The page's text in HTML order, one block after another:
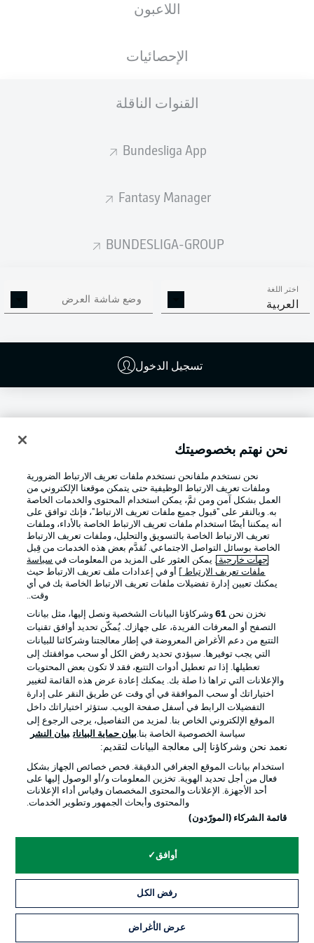
اللاعبون
الإحصائيات
القنوات الناقلة
Bundesliga App
Fantasy Manager
BUNDESLIGA-GROUP
اختر اللغة
العربية وضع شاشة العرض
تسجيل الدخول
إعلان
Football as it's meant to be
تطبيق الدوري الألماني
Official Partners
إدارة التفضيلات بيان الخصوصية
القنوات الناقلة
الوظائف جهة النشر
نحن نهتم بخصوصيتك
نحن نستخدم ملفانحن نستخدم ملفات تعريف الارتباط الضرورية
وملفات تعريف الارتباط الوظيفية حتى يتمكن موقعنا الإلكتروني من
العمل بشكل آمن ومن ثمَّ، يمكن استخدام المحتوى والخدمات الخاصة
به. وبالنقر على "قبول جميع ملفات تعريف الارتباط"، فإنك توافق على
أنه يمكننا أيضًا استخدام ملفات تعريف الارتباط الخاصة بالأداء، وملفات
تعريف الارتباط الخاصة بالتسويق والتحليل، وملفات تعريف الارتباط
الخاصة بوسائل التواصل الاجتماعي. تُقدَّم بعض هذه الخدمات من قِبل
جهات خارجية . يمكن العثور على المزيد من المعلومات في سياسة
ملفات تعريف الارتباط
] أو في إعدادات ملف تعريف الارتباط حيث
يمكنك تعيين إدارة تفضيلات ملفات تعريف الارتباط الخاصة بك في أي
وقت..
نخزن نحن 61وشركاؤنا البيانات الشخصية ونصل إليها، مثل بيانات
التصفح أو المعرفات الفريدة، على جهازك. يُمكّن تحديد أوافق تقنيات
التتبع من دعم الأغراض المعروضة في إطار معالجتنا وشركائنا للبيانات
التي يجب توفيرها. سيؤدي تحديد رفض الكل أو سحب موافقتك إلى
تعطيلها. إذا تم تعطيل أدوات التتبع، فقد لا تكون بعض المحتويات
والإعلانات التي تراها ذا صلة بك. يمكنك إعادة عرض هذه القائمة لتغيير
اختياراتك أو سحب الموافقة في أي وقت عن طريق النقر على إدارة
التفضيلات الرابط في أسفل صفحة الويب. ستؤثر اختياراتك داخل
الموقع الإلكتروني الخاص بنا. لمزيد من التفاصيل، يرجى الرجوع إلى
سياسة الخصوصية الخاصة بنا.بيان حماية البيانات بيان النشر
نعمد نحن وشركاؤنا إلى معالجة البيانات لتقديم:
استخدام بيانات الموقع الجغرافي الدقيقة. فحص خصائص الجهاز بشكل
فعال من أجل تحديد الهوية. تخزين المعلومات و/أو الوصول إليها على
أحد الأجهزة. الإعلانات والمحتوى المخصصان وقياس أداء الإعلانات
والمحتوى وأبحاث الجمهور وتطوير الخدمات.
قائمة الشركاء (المورّدون)
أوافق
رفض الكل
عرض الأغراض